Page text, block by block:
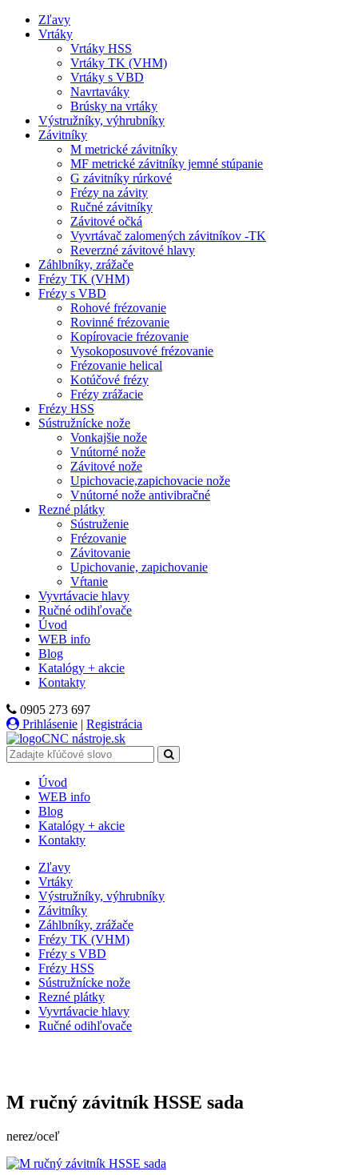
Zľavy
Vrtáky
Vrtáky HSS
Vrtáky TK (VHM)
Vrtáky s VBD
Navrtaváky
Brúsky na vrtáky
Výstružníky, výhrubníky
Závitníky
M metrické závitníky
MF metrické závitníky jemné stúpanie
G závitníky rúrkové
Frézy na závity
Ručné závitníky
Závitové očká
Vyvrtávač zalomených závitníkov -TK
Reverzné závitové hlavy
Záhlbníky, zrážače
Frézy TK (VHM)
Frézy s VBD
Rohové frézovanie
Rovinné frézovanie
Kopírovacie frézovanie
Vysokoposuvové frézovanie
Frézovanie helical
Kotúčové frézy
Frézy zrážacie
Frézy HSS
Sústružnícke nože
Vonkajšie nože
Vnútorné nože
Závitové nože
Upichovacie,zapichovacie nože
Vnútorné nože antivibračné
Rezné plátky
Sústruženie
Frézovanie
Závitovanie
Upichovanie, zapichovanie
Vŕtanie
Vyvrtávacie hlavy
Ručné odihľovače
Úvod
WEB info
Blog
Katalógy + akcie
Kontakty
0905 273 697
Prihlásenie | Registrácia
CNC nástroje.sk
Úvod
WEB info
Blog
Katalógy + akcie
Kontakty
Zľavy
Vrtáky
Výstružníky, výhrubníky
Závitníky
Záhlbníky, zrážače
Frézy TK (VHM)
Frézy s VBD
Frézy HSS
Sústružnícke nože
Rezné plátky
Vyvrtávacie hlavy
Ručné odihľovače
M ručný závitník HSSE sada
nerez/oceľ